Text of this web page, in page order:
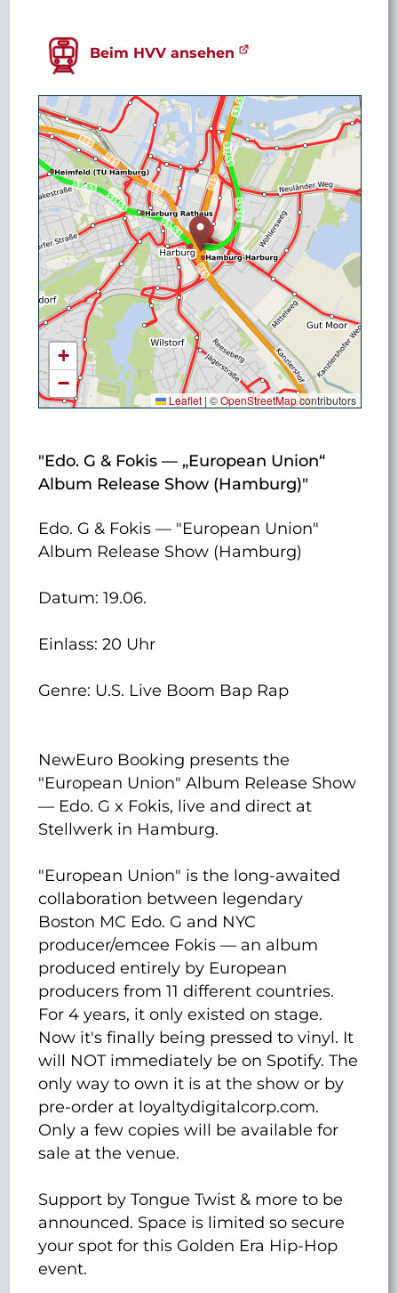
Beim HVV ansehen
+
−
Leaflet | ©OpenStreetMapcontributors
"Edo. G & Fokis — „European Union“
Album Release Show (Hamburg)"
Edo. G & Fokis — "European Union"
Album Release Show (Hamburg)
Datum: 19.06.
Einlass: 20 Uhr
Genre: U.S. Live Boom Bap Rap
NewEuro Booking presents the
"European Union" Album Release Show
— Edo. G x Fokis, live and direct at
Stellwerk in Hamburg.
"European Union" is the long-awaited
collaboration between legendary
Boston MC Edo. G and NYC
producer/emcee Fokis — an album
produced entirely by European
producers from 11 different countries.
For 4 years, it only existed on stage.
Now it's finally being pressed to vinyl. It
will NOT immediately be on Spotify. The
only way to own it is at the show or by
pre-order at loyaltydigitalcorp.com.
Only a few copies will be available for
sale at the venue.
Support by Tongue Twist & more to be
announced. Space is limited so secure
your spot for this Golden Era Hip-Hop
event.